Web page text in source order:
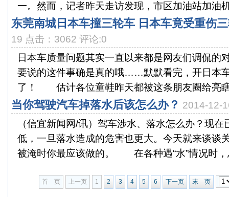
一。然而，记者昨天走访发现，市区加油站加油
东莞南城日本车撞三轮车 日本车竟受重伤
19 点击：3062 评论:0
日本车质量问题其实一直以来都是网友们调侃的
要说的这件事确是真的哦……默默看完，开日本
了！ 估计各位童鞋昨天都被这条朋友圈给亮
当你驾驶汽车掉落水后该怎么办？ 2014-12-
（信宜新闻网/讯）驾车涉水、落水怎么办？现
低，一旦落水造成的危害也更大。今天就来谈谈
被淹时你最应该做的。 在各种遇“水”情况时，
首 页 上一页 1 2 3 4 5 6 下一页 末 页